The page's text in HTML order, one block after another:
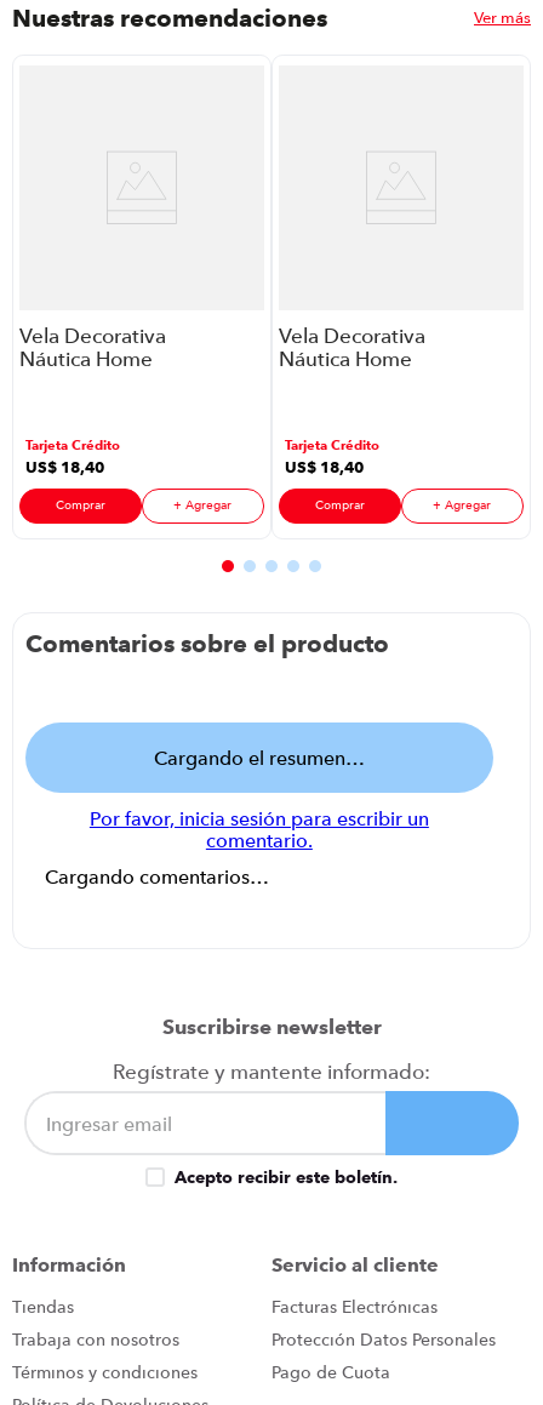
Nuestras recomendaciones Ver más
Vela Decorativa
Náutica Home
Tarjeta Crédito
US$ 18,40
Comprar + Agregar
Vela Decorativa
Náutica Home
Tarjeta Crédito
US$ 18,40
Comprar + Agregar
Comentarios sobre el producto
Cargando el resumen…
Por favor, inicia sesión para escribir un
comentario.
Cargando comentarios…
Suscribirse newsletter
Regístrate y mantente informado:
Acepto recibir este boletín.
Información
Tiendas
Trabaja con nosotros
Términos y condiciones
Servicio al cliente
Facturas Electrónicas
Protección Datos Personales
Pago de Cuota